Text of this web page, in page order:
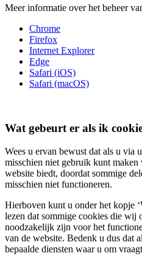
Meer informatie over het beheer
Chrome
Firefox
Internet Explorer
Edge
Safari (iOS)
Safari (macOS)
Wat gebeurt er als ik
Wees u ervan bewust dat als u via
misschien niet gebruik kunt
website biedt, doordat sommige
misschien niet functioneren.
Hierboven kunt u onder het kopje
lezen dat sommige cookies die wij
noodzakelijk zijn voor het
van de website. Bedenk u dus dat
bepaalde diensten waar u om